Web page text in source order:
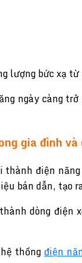
lượng bức xạ
ngày càng
gia đình và
điện
bán dẫn, tạo
dòng
thống điện